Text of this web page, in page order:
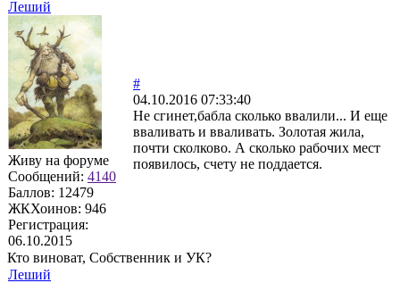
Леший
Живу на форуме
Сообщений: 4140
Баллов: 12479
ЖКХоинов: 946
Регистрация:
06.10.2015
#
04.10.2016 07:33:40
Не сгинет,бабла сколько ввалили... И еще
вваливать и вваливать. Золотая жила,
почти сколково. А сколько рабочих мест
появилось, счету не поддается.
Кто виноват, Собственник и УК?
Леший